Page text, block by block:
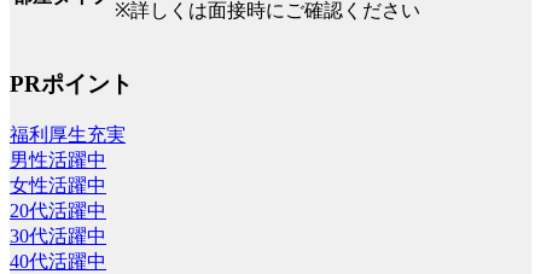
※詳しくは面接時にご確認ください
PRポイント
福利厚生充実
男性活躍中
女性活躍中
20代活躍中
30代活躍中
40代活躍中